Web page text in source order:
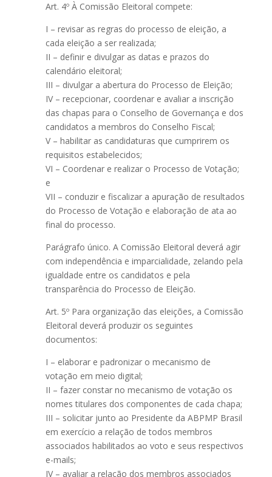
Art. 4º À Comissão Eleitoral compete:
I – revisar as regras do processo de eleição, a
cada eleição a ser realizada;
II – definir e divulgar as datas e prazos do
calendário eleitoral;
III – divulgar a abertura do Processo de Eleição;
IV – recepcionar, coordenar e avaliar a inscrição
das chapas para o Conselho de Governança e dos
candidatos a membros do Conselho Fiscal;
V – habilitar as candidaturas que cumprirem os
requisitos estabelecidos;
VI – Coordenar e realizar o Processo de Votação;
e
VII – conduzir e fiscalizar a apuração de resultados
do Processo de Votação e elaboração de ata ao
final do processo.
Parágrafo único. A Comissão Eleitoral deverá agir
com independência e imparcialidade, zelando pela
igualdade entre os candidatos e pela
transparência do Processo de Eleição.
Art. 5º Para organização das eleições, a Comissão
Eleitoral deverá produzir os seguintes
documentos:
I – elaborar e padronizar o mecanismo de
votação em meio digital;
II – fazer constar no mecanismo de votação os
nomes titulares dos componentes de cada chapa;
III – solicitar junto ao Presidente da ABPMP Brasil
em exercício a relação de todos membros
associados habilitados ao voto e seus respectivos
e-mails;
IV – avaliar a relação dos membros associados